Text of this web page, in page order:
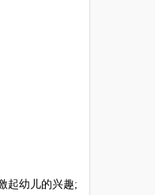
起幼儿的兴趣;